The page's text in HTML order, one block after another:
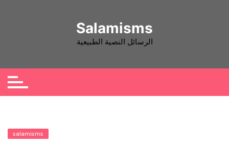
Salamisms
الرسائل النصية الطبيعية
salamisms